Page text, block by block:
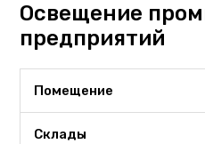
Освещение
предприятий
Помещение
Склады